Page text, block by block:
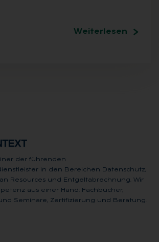
Weiterlesen
einer der führenden
in den Bereichen Datenschutz,
Resources und Entgeltabrechnung. Wir
aus einer Hand: Fachbücher,
Seminare, Zertifizierung und Beratung.